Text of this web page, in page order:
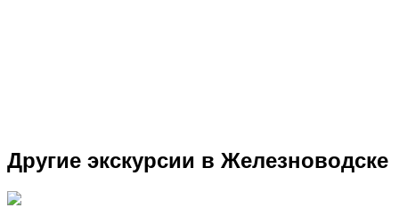
Другие экскурсии в Железноводске